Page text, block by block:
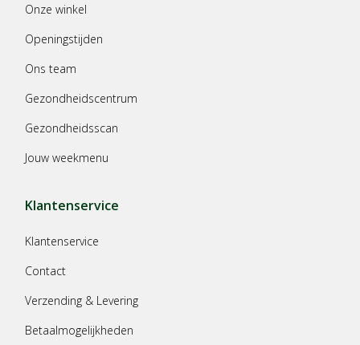
Onze winkel
Openingstijden
Ons team
Gezondheidscentrum
Gezondheidsscan
Jouw weekmenu
Klantenservice
Klantenservice
Contact
Verzending & Levering
Betaalmogelijkheden